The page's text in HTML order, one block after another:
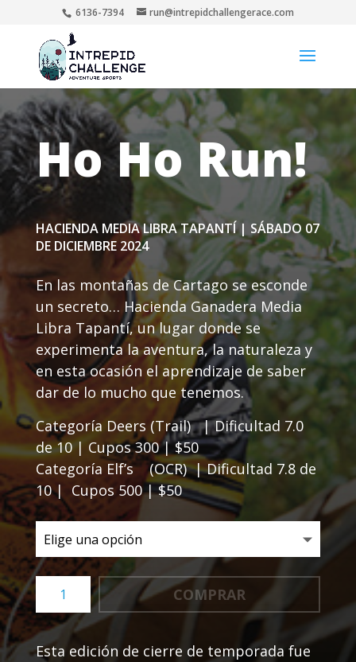
6136-7394 run@intrepidchallengerace.com
Ho Ho Run!
HACIENDA MEDIA LIBRA TAPANTÍ | SÁBADO 07
DE DICIEMBRE 2024
En las montañas de Cartago se esconde
un secreto… Hacienda Ganadera Media
Libra Tapantí, un lugar donde se
experimenta la aventura, la naturaleza y
en esta ocasión el aprendizaje de saber
dar de lo mucho que tenemos.
Categoría Deers (Trail) | Dificultad 7.0
de 10 | Cupos 300 | $50
Categoría Elf’s (OCR) | Dificultad 7.8 de
10 | Cupos 500 | $50
Tapantí
-
Ho
Ho
Run
COMPRAR
Esta edición de cierre de temporada fue